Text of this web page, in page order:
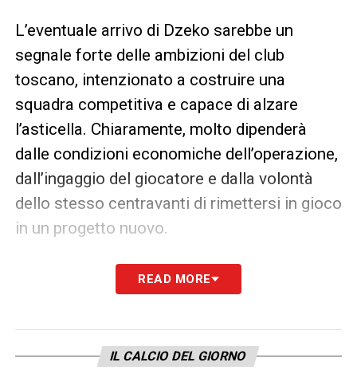
L’eventuale arrivo di Dzeko sarebbe un
segnale forte delle ambizioni del club
toscano, intenzionato a costruire una
squadra competitiva e capace di alzare
l’asticella. Chiaramente, molto dipenderà
dalle condizioni economiche dell’operazione,
dall’ingaggio del giocatore e dalla volontà
dello stesso centravanti di rimettersi in gioco
in un progetto nuovo.
Calciomercato Pisa, dunque, potrebbe
accendersi improvvisamente attorno a un
settimane saranno decisive per capire se le
voci si trasformeranno in una trattativa
READ MORE
IL CALCIO DEL GIORNO